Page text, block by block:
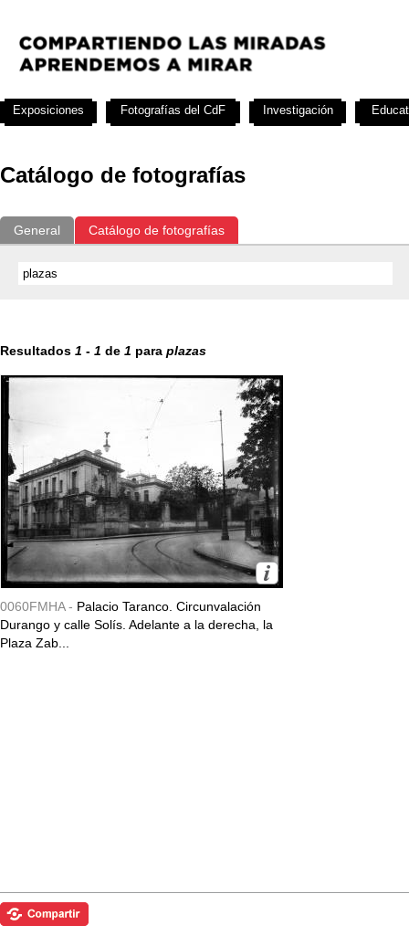
Catálogo de fotografías
General Catálogo de fotografías
Resultados 1 - 1 de 1 para plazas
0060FMHA - Palacio Taranco. Circunvalación
Durango y calle Solís. Adelante a la derecha, la
Plaza Zab...
Exposiciones Fotografías del CdF Investigación